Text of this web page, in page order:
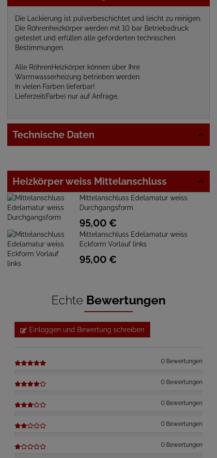
Die Lackierung ist pulverbeschichtet und leicht zu reinigen.
Die Röhrenheizkörper werden mit 10 bar Betriebsdruck
getestet und erfüllen alle geforderten technischen
Bestimmungen.
Alle RöhrenHeizkörper können über Ihre
Warmwasserheizung betrieben werden.
In vielen Farben lieferbar!
Lieferzeit(Farbe) nur auf Anfrage.
Technische Daten
Heizkörper weiss Mittelanschluss
Mittelanschluss Edelamatur weiss
Durchgangsform
95,00 €
Mittelanschluss Edelamatur weiss
Eckform Vorlauf links
95,00 €
Echte Bewertungen
Einloggen und Bewertung schreiben
0 Bewertungen
0 Bewertungen
0 Bewertungen
0 Bewertungen
0 Bewertungen